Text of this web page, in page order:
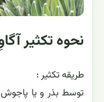
نحوه تکثیر
طریقه تکثیر :
توسط بذر و یا